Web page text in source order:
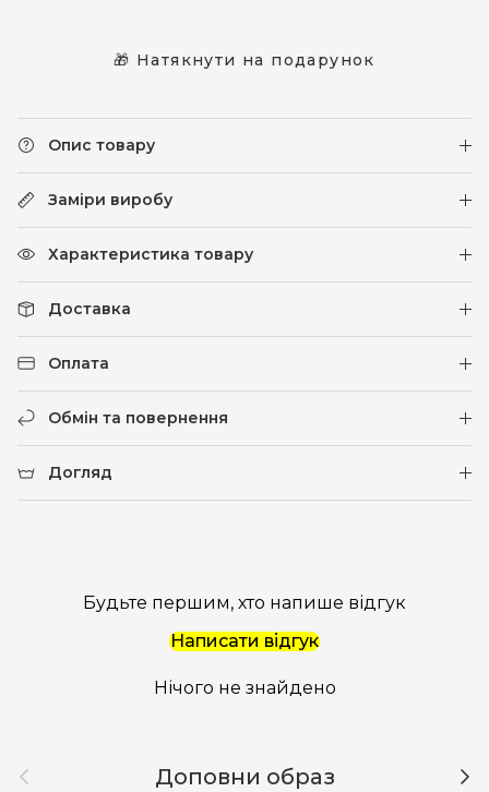
🎁 Натякнути на подарунок
Опис товару
Заміри виробу
Характеристика товару
Доставка
Оплата
Обмін та повернення
Догляд
Будьте першим, хто напише відгук
Написати відгук
Нічого не знайдено
Назад Доповни образ